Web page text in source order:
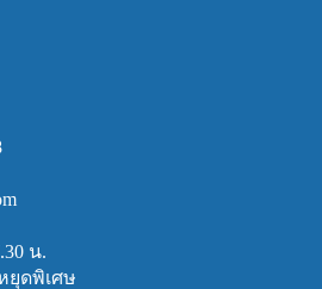
น.
ยุดพิเศษ